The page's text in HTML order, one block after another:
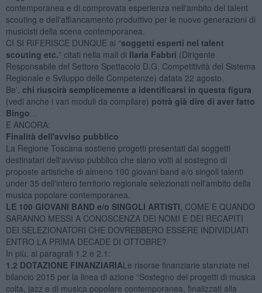
contemporanea e di comprovata esperienza nell'ambito del talent
scouting e dell'affiancamento produttivo per le nuove generazioni di
musicisti della scena contemporanea.
CI SI RIFERISCE DUNQUE ai “soggetti esperti nel talent
scouting etc.” citati nella mail di Ilaria Fabbri (Dirigente
Responsabile del Settore Spettacolo D.G. Competitività del Sistema
Regionale e Sviluppo delle Competenze) datata 22 agosto.
Be', chi riuscirà semplicemente a identificarsi in questa figura
(vedi anche i vari moduli da compilare) potrà già dire di aver fatto
Bingo
E ANCORA:
Finalità dell'avviso pubblico
La Regione Toscana sostiene progetti presentati dai soggetti
destinatari dell'avviso pubblico che siano volti al sostegno di
proposte artistiche di almeno 100 giovani band e/o singoli talenti
under 35 dell'intero territorio regionale selezionati nell'ambito della
musica popolare contemporanea.
LE 100 GIOVANI BAND e/o SINGOLI ARTISTI , COME E QUANDO
SARANNO MESSI A CONOSCENZA DEI NOMI E DEI RECAPITI
DEI SELEZIONATORI CHE DOVREBBERO ESSERE INDIVIDUATI
ENTRO LA PRIMA DECADE DI OTTOBRE?
In più, ai paragrafi 1.2 e 2.1:
1.2 DOTAZIONE FINANZIARIALe risorse finanziarie stanziate nel
bilancio 2015 per la linea di azione “Sostegno dei progetti di musica
colta, jazz e di musica popolare contemporanea, finalizzati alla